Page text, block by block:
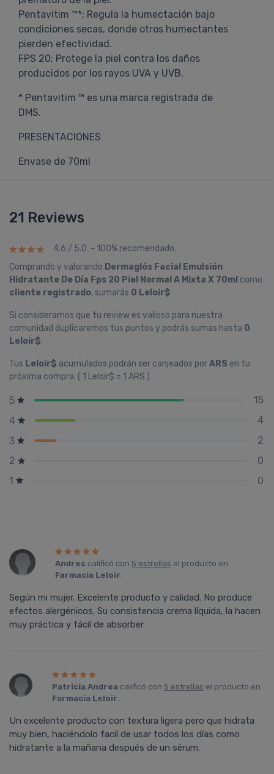
Pentavitim ™*; Regula la humectación bajo
condiciones secas, donde otros humectantes
pierden efectividad.
FPS 20; Protege la piel contra los daños
producidos por los rayos UVA y UVB.
* Pentavitim ™ es una marca registrada de
DMS.
PRESENTACIONES
Envase de 70ml
21 Reviews
4.6 / 5.0 - 100% recomendado.
Comprando y valorando Dermaglós Facial Emulsión
Hidratante De Dí­a Fps 20 Piel Normal A Mixta X 70ml como
cliente registrado, sumarás 0 Leloir$
Si consideramos que tu review es valioso para nuestra
comunidad duplicaremos tus puntos y podrás sumas hasta 0
Leloir$.
Tus Leloir$ acumulados podrán ser canjeados porARS en tu
próxima compra. ( 1 Leloir$ = 1 ARS )
5
15
4
4
3
2
2
0
1
0
Andres calificó con 5 estrellas el producto en
Farmacia Leloir.
Según mi mujer. Excelente producto y calidad. No produce
efectos alergénicos. Su consistencia crema líquida, la hacen
muy práctica y fácil de absorber
Patricia Andrea calificó con 5 estrellas el producto en
Farmacia Leloir.
Un excelente producto con textura ligera pero que hidrata
muy bien, haciéndolo facil de usar todos los días como
hidratante a la mañana después de un sérum.